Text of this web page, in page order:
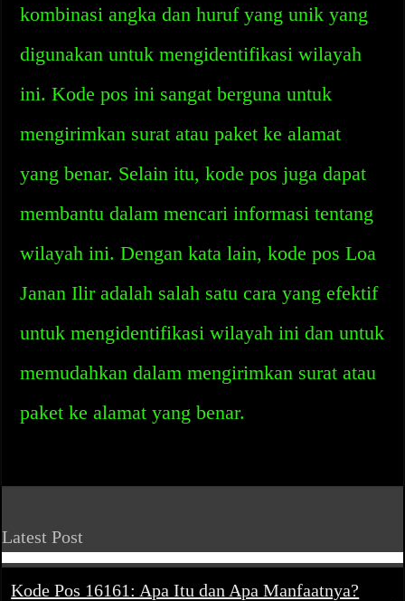
kombinasi angka dan huruf yang unik yang
digunakan untuk mengidentifikasi wilayah
ini. Kode pos ini sangat berguna untuk
mengirimkan surat atau paket ke alamat
yang benar. Selain itu, kode pos juga dapat
membantu dalam mencari informasi tentang
wilayah ini. Dengan kata lain, kode pos Loa
Janan Ilir adalah salah satu cara yang efektif
untuk mengidentifikasi wilayah ini dan untuk
memudahkan dalam mengirimkan surat atau
paket ke alamat yang benar.
Latest Post
Kode Pos 16161: Apa Itu dan Apa Manfaatnya?